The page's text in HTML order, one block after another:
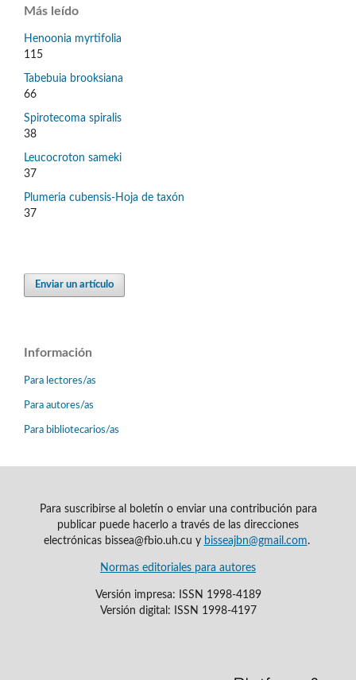
Más leído
Henoonia myrtifolia
115
Tabebuia brooksiana
66
Spirotecoma spiralis
38
Leucocroton sameki
37
Plumeria cubensis-Hoja de taxón
37
Enviar un artículo
Información
Para lectores/as
Para autores/as
Para bibliotecarios/as
Para suscribirse al boletín o enviar una contribución para
publicar puede hacerlo a través de las direcciones
electrónicas bissea@fbio.uh.cu y bisseajbn@gmail.com.
Normas editoriales para autores
Versión impresa: ISSN 1998-4189
Versión digital: ISSN 1998-4197